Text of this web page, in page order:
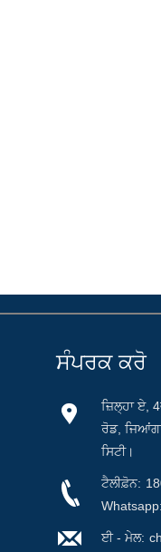
ਸੰਪਰਕ ਕਰੋ
ਜ਼ਿਲ੍ਹਾ ਏ,
ਰੋਡ,
ਸਿਟੀ।
ਟੈਲੀਫ਼ੋਨ:
Whatsapp:
ਈ - ਮੇਲ: